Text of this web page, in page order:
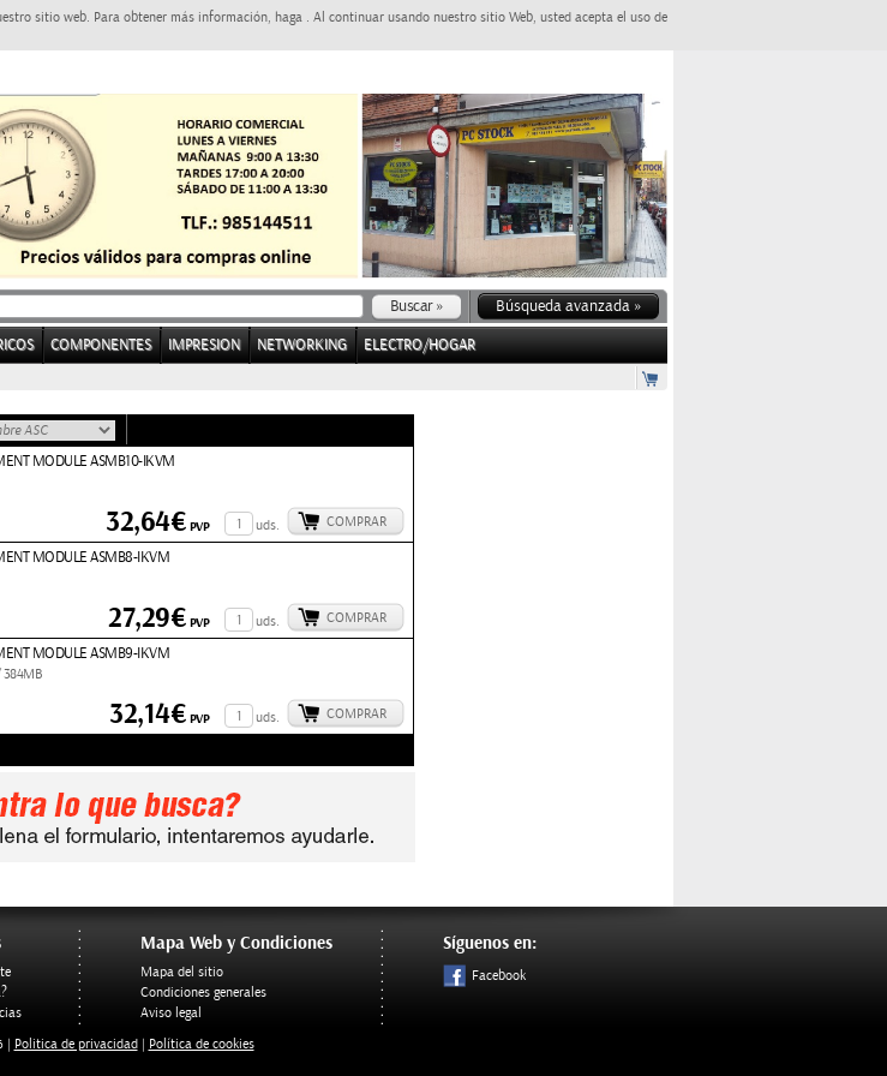
sitio web. Para obtener más información, haga . Al continuar usando nuestro sitio Web, usted acepta el uso de
Búsqueda avanzada »
COMPONENTES IMPRESION NETWORKING ELECTRO/HOGAR
MODULE ASMB10-IKVM
uds. COMPRAR
32,64€PVP
MODULE ASMB8-IKVM
uds. COMPRAR
27,29€PVP
MODULE ASMB9-IKVM
384MB
uds. COMPRAR
32,14€PVP
Mapa Web y Condiciones
Mapa del sitio
Condiciones generales
Aviso legal
Síguenos en:
Facebook
| Politica de privacidad Política de cookies